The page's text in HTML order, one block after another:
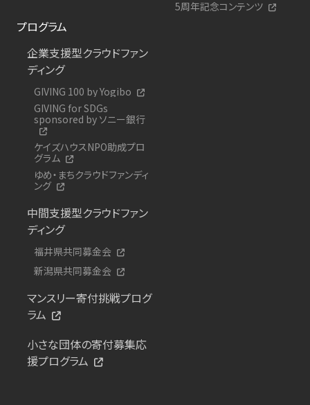
5周年記念コンテンツ
プログラム
企業支援型クラウドファン
ディング
GIVING 100 by Yogibo
GIVING for SDGs
sponsored by ソニー銀行
ケイズハウスNPO助成プロ
グラム
ゆめ・まちクラウドファンディ
ング
中間支援型クラウドファン
ディング
福井県共同募金会
新潟県共同募金会
マンスリー寄付挑戦プログ
ラム
小さな団体の寄付募集応
援プログラム